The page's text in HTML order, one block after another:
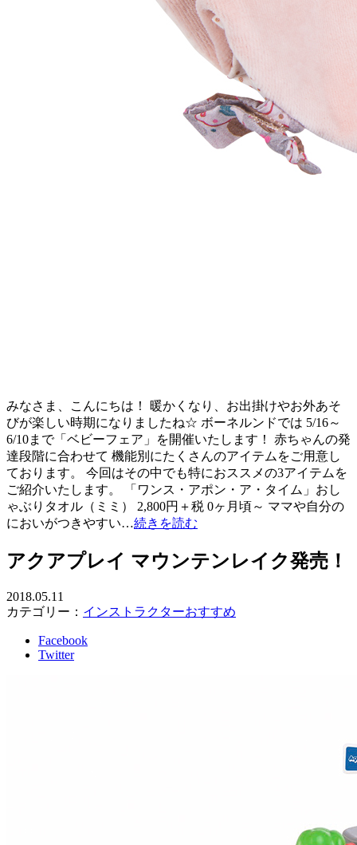
みなさま、こんにちは！ 暖かくなり、お出掛けやお外あそ
びが楽しい時期になりましたね☆ ボーネルンドでは 5/16～
6/10まで「ベビーフェア」を開催いたします！ 赤ちゃんの発
達段階に合わせて 機能別にたくさんのアイテムをご用意し
ております。 今回はその中でも特におススメの3アイテムを
ご紹介いたします。 「ワンス・アポン・ア・タイム」おし
ゃぶりタオル（ミミ） 2,800円＋税 0ヶ月頃～ ママや自分の
においがつきやすい…続きを読む
アクアプレイ マウンテンレイク発売！
2018.05.11
カテゴリー： インストラクターおすすめ
Facebook
Twitter